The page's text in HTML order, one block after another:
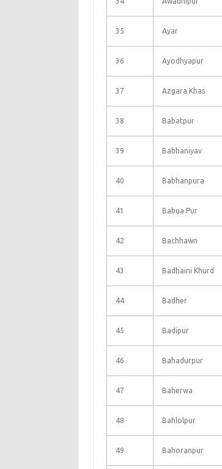
35 Ayar
36 Ayodhyapur
37 Azgara Khas
38 Babatpur
39 Babhaniyav
40 Babhanpura
41 Babua Pur
42 Bachhawn
43 Badhaini Khurd
44 Badher
45 Badipur
46 Bahadurpur
47 Baherwa
48 Bahlolpur
49 Bahoranpur